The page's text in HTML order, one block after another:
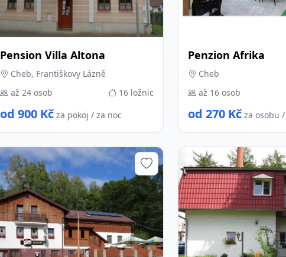
Pension Villa Altona
Cheb, Františkovy Lázně
až 24 osob
16 ložnic
od 900 Kč za pokoj / za noc
Penzion Afrika
Cheb
až 16 osob
od 270 Kč za osobu